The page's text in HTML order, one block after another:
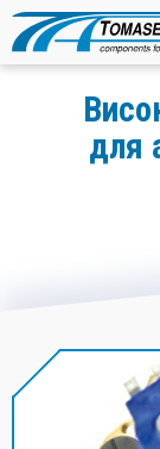
для